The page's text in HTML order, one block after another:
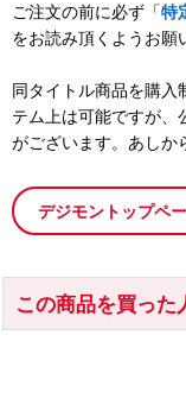
ご注文の前に必ず「特
をお読み頂くようお願
同タイトル商品を購入
テム上は可能ですが、
がございます。あしか
デジモントップペ
この商品を買った